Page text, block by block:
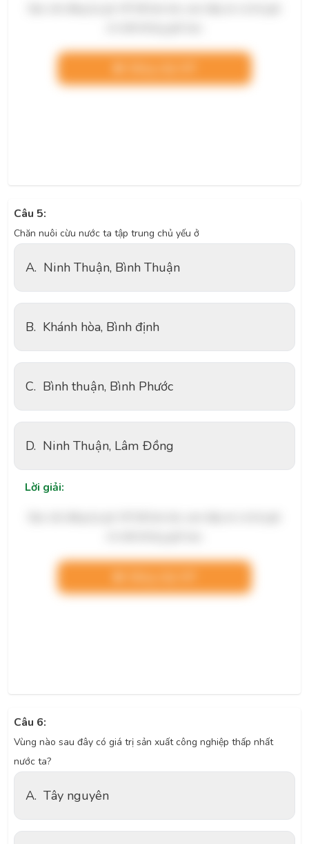
Câu 5:
Chăn nuôi cừu nước ta tập trung chủ yếu ở
A. Ninh Thuận, Bình Thuận
B. Khánh hòa, Bình định
C. Bình thuận, Bình Phước
D. Ninh Thuận, Lâm Đồng
Lời giải:
Câu 6:
Vùng nào sau đây có giá trị sản xuất công nghiệp thấp nhất
nước ta?
A. Tây nguyên